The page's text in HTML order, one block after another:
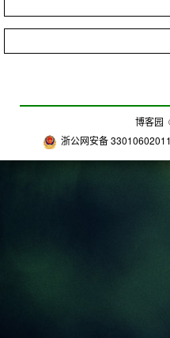
博客园
浙公网安备